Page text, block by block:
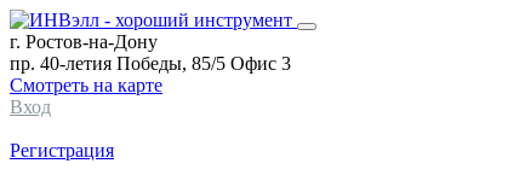
г. Ростов-на-Дону
пр. 40-летия Победы, 85/5 Офис 3
Смотреть на карте
Вход
Регистрация